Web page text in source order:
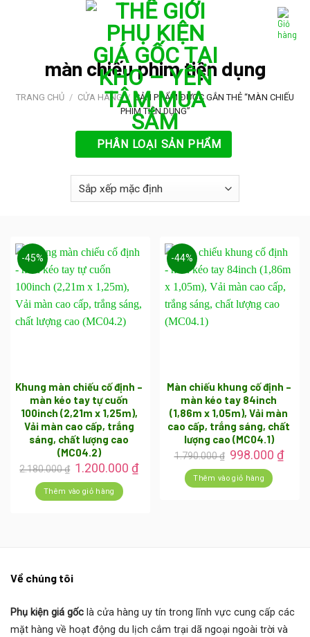
màn chiếu phim tiện dụng
TRANG CHỦ / CỬA HÀNG / SẢN PHẨM ĐƯỢC GẮN THẺ “MÀN CHIẾU
PHIM TIỆN DỤNG”
PHÂN LOẠI SẢN PHẨM
-45%
Khung màn chiếu cố định –
màn kéo tay tự cuốn
100inch (2,21m x 1,25m),
Vải màn cao cấp, trắng
sáng, chất lượng cao
(MC04.2)
2.180.000₫ Giá
gốc
là:
2.180.000 ₫.
1.200.000₫Giá
hiện
Thêm vào giỏ hàng
-44%
Màn chiếu khung cố định –
màn kéo tay 84inch
(1,86m x 1,05m), Vải màn
cao cấp, trắng sáng, chất
lượng cao (MC04.1)
1.790.000₫ Giá
gốc
là:
1.790.000 ₫.
998.000 ₫Giá
hiện
Thêm vào giỏ hàng
Về chúng tôi
Phụ kiện giá gốc là cửa hàng uy tín trong lĩnh vực cung cấp các
mặt hàng về hoạt động du lịch cắm trại dã ngoại ngoài trời và